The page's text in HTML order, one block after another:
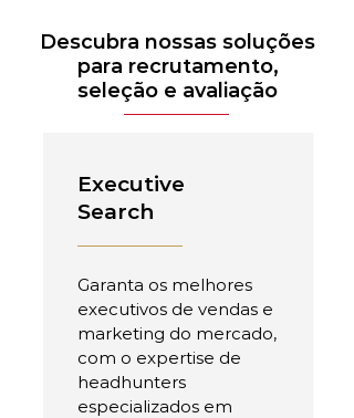
Descubra nossas soluções
para recrutamento,
seleção e avaliação
Executive
Search
Garanta os melhores
executivos de vendas e
marketing do mercado,
com o expertise de
headhunters
especializados em